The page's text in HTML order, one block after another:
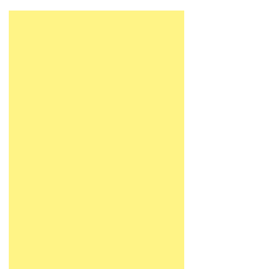
pela viatura. Impossível não rir, não acha?